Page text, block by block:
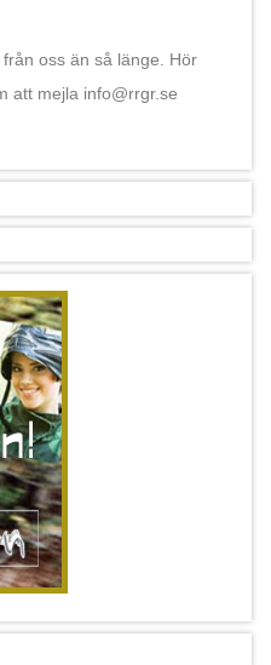
oss än så länge. Hör
att mejla info@rrgr.se